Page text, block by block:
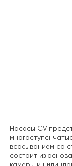
Насосы CV
всасыванием со
состоит из
камеры и